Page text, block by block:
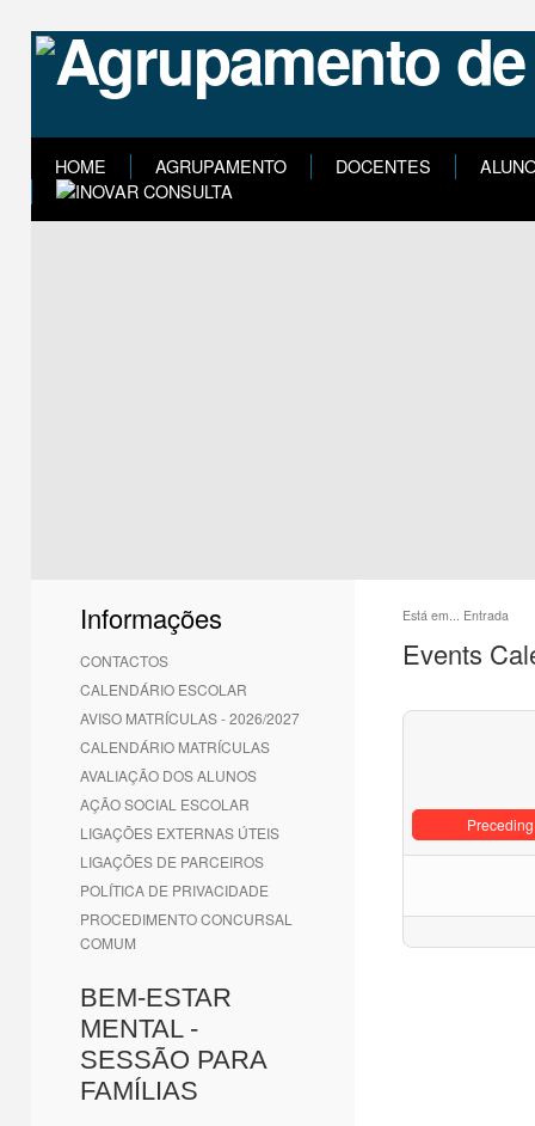
HOME AGRUPAMENTO DOCENTES
Informações
CONTACTOS
CALENDÁRIO ESCOLAR
AVISO MATRÍCULAS - 2026/2027
CALENDÁRIO MATRÍCULAS
AVALIAÇÃO DOS ALUNOS
AÇÃO SOCIAL ESCOLAR
LIGAÇÕES EXTERNAS ÚTEIS
LIGAÇÕES DE PARCEIROS
POLÍTICA DE PRIVACIDADE
PROCEDIMENTO CONCURSAL
COMUM
BEM-ESTAR
MENTAL -
SESSÃO PARA
FAMÍLIAS
Está em... Entrada
Events